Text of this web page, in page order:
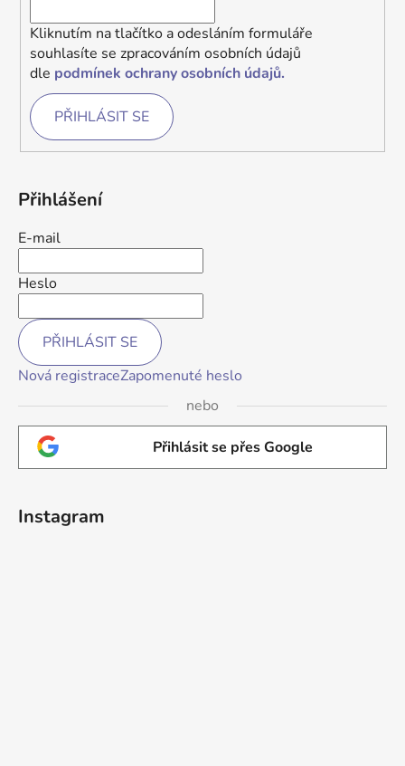
Kliknutím na tlačítko a odesláním formuláře
souhlasíte se zpracováním osobních údajů
dle podmínek ochrany osobních údajů.
PŘIHLÁSIT SE
Přihlášení
E-mail
Heslo
PŘIHLÁSIT SE
Nová registraceZapomenuté heslo
nebo
Přihlásit se přes Google
Instagram